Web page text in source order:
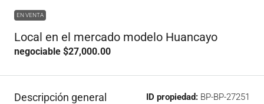
EN VENTA
Local en el mercado modelo Huancayo
negociable $27,000.00
Descripción general ID propiedad: BP-BP-27251